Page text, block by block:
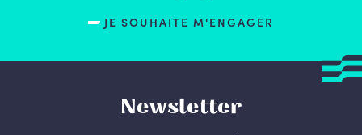
JE SOUHAITE M'ENGAGER
Newsletter